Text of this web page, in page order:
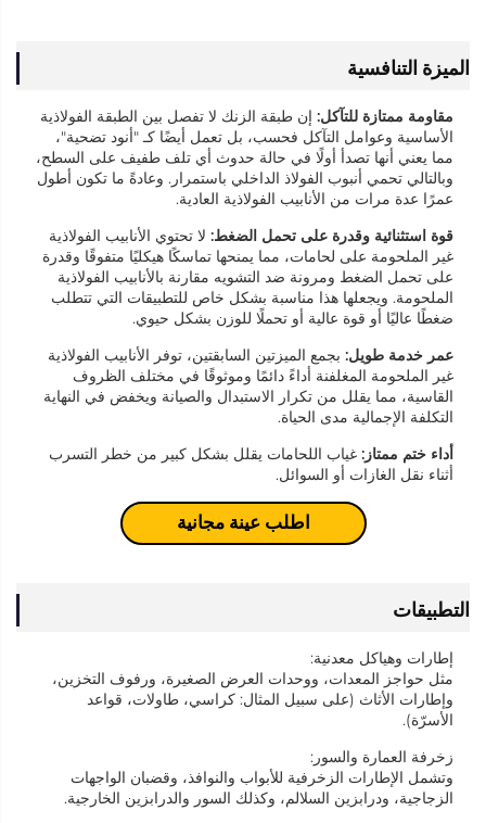
الميزة التنافسية
مقاومة ممتازة للتآكل: إن طبقة الزنك لا تفصل بين الطبقة الفولاذية
الأساسية وعوامل التآكل فحسب، بل تعمل أيضًا كـ "أنود تضحية"،
مما يعني أنها تصدأ أولًا في حالة حدوث أي تلف طفيف على السطح،
وبالتالي تحمي أنبوب الفولاذ الداخلي باستمرار. وعادةً ما تكون أطول
عمرًا عدة مرات من الأنابيب الفولاذية العادية.
قوة استثنائية وقدرة على تحمل الضغط: لا تحتوي الأنابيب الفولاذية
غير الملحومة على لحامات، مما يمنحها تماسكًا هيكليًا متفوقًا وقدرة
على تحمل الضغط ومرونة ضد التشويه مقارنة بالأنابيب الفولاذية
الملحومة. ويجعلها هذا مناسبة بشكل خاص للتطبيقات التي تتطلب
ضغطًا عاليًا أو قوة عالية أو تحملًا للوزن بشكل حيوي.
عمر خدمة طويل: بجمع الميزتين السابقتين، توفر الأنابيب الفولاذية
غير الملحومة المغلفنة أداءً دائمًا وموثوقًا في مختلف الظروف
القاسية، مما يقلل من تكرار الاستبدال والصيانة ويخفض في النهاية
التكلفة الإجمالية مدى الحياة.
أداء ختم ممتاز: غياب اللحامات يقلل بشكل كبير من خطر التسرب
أثناء نقل الغازات أو السوائل.
اطلب عينة مجانية
التطبيقات
إطارات وهياكل معدنية:
مثل حواجز المعدات، ووحدات العرض الصغيرة، ورفوف التخزين،
وإطارات الأثاث (على سبيل المثال: كراسي، طاولات، قواعد
الأسرّة).
زخرفة العمارة والسور:
وتشمل الإطارات الزخرفية للأبواب والنوافذ، وقضبان الواجهات
الزجاجية، ودرابزين السلالم، وكذلك السور والدرابزين الخارجية.